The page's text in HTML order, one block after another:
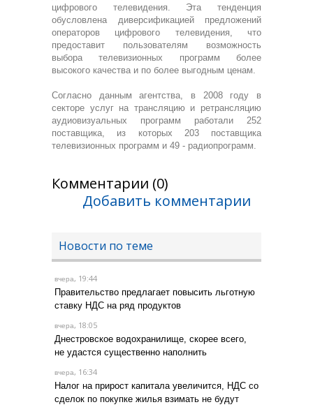
цифрового телевидения. Эта тенденция
обусловлена диверсификацией предложений
операторов цифрового телевидения, что
предоставит пользователям возможность
выбора телевизионных программ более
высокого качества и по более выгодным ценам.
Согласно данным агентства, в 2008 году в
секторе услуг на трансляцию и ретрансляцию
аудиовизуальных программ работали 252
поставщика, из которых 203 поставщика
телевизионных программ и 49 - радиопрограмм.
Комментарии (0)
Добавить комментарии
Новости по теме
вчера, 19:44
Правительство предлагает повысить льготную
ставку НДС на ряд продуктов
вчера, 18:05
Днестровское водохранилище, скорее всего,
не удастся существенно наполнить
вчера, 16:34
Налог на прирост капитала увеличится, НДС со
сделок по покупке жилья взимать не будут